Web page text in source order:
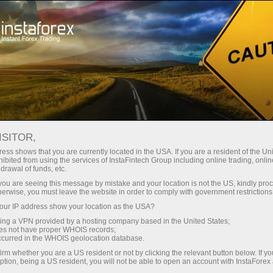
Campaigns
Concursos e
campanhas da
InstaForex
A InstaForex realiza regularmente concursos
interessantes de Forex, que permitem que os
participantes desafiem suas habilidades de
negociação. Os vencedores dos concursos
shows that you are currently located in the USA. If you are a resident of the
from using the services of InstaFintech Group including online trading,
of funds, etc.
are seeing this message by mistake and your location is not the US, kindly
you must leave the website in order to comply with government
IP address show your location as the USA?
a VPN provided by a hosting company based in the United States;
not have proper WHOIS records;
in the WHOIS geolocation database.
whether you are a US resident or not by clicking the relevant button below. If
being a US resident, you will not be able to open an account with InstaForex